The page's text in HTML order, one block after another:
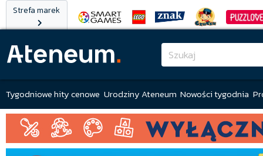
Strefa marek
Tygodniowe hity cenowe Urodziny Ateneum Nowości tygodnia